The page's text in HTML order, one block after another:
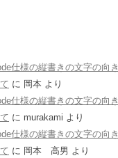
仕様の縦書きの文字の向き
に 岡本 より
仕様の縦書きの文字の向き
に murakami より
仕様の縦書きの文字の向き
に 岡本 高男 より